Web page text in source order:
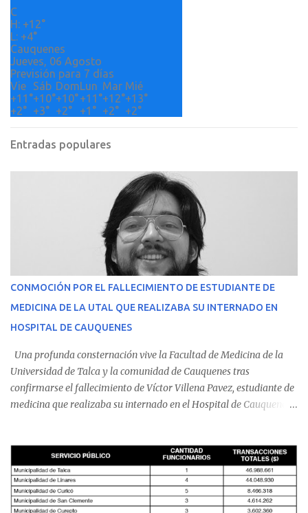
s
C
H: +12°
L: +4°
Cauquenes
Jueves, 06 Agosto
Previsión para 7 días
Vie
Sáb DomLun Mar Mié
+11°+10°+10°+11°+12°+13°
+2° +3° +2° +1° +2° +2°
Entradas populares
CONMOCIÓN POR EL FALLECIMIENTO DE ESTUDIANTE DE
MEDICINA DE LA UTAL QUE REALIZABA SU INTERNADO EN
HOSPITAL DE CAUQUENES
Una profunda consternación vive la Facultad de Medicina de la
Universidad de Talca y la comunidad de Cauquenes tras
confirmarse el fallecimiento de Víctor Villena Pavez, estudiante de
medicina que realizaba su internado en el Hospital de Cauquenes.
malestares físicos. Dada la complejidad de su estado de salud, el
equipo médico determinó su traslado de urgencia al Hospital
Regional de Talca y dado la urgencia la ambulancia partió hacia
Talca con escolta de Carabineros. En medio del traslado, el